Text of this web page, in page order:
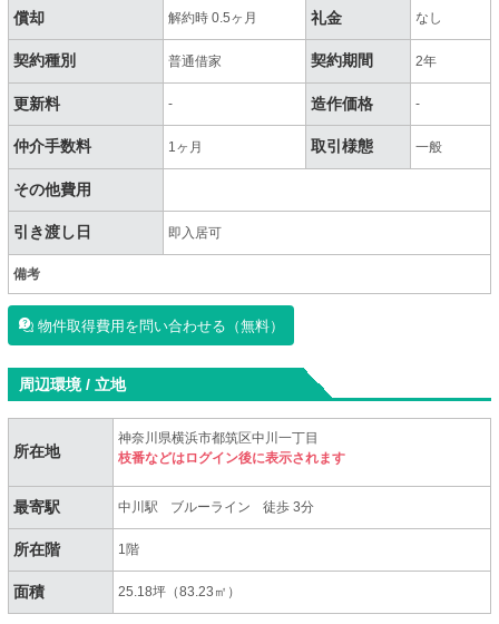
償却 解約時 0.5ヶ月 礼金 なし
契約種別 普通借家 契約期間 2年
更新料 - 造作価格 -
仲介手数料 1ヶ月 取引様態 一般
その他費用
引き渡し日 即入居可
備考
物件取得費用を問い合わせる（無料）
周辺環境 / 立地
所在地
神奈川県横浜市都筑区中川一丁目
枝番などはログイン後に表示されます
最寄駅 中川駅 ブルーライン 徒歩 3分
所在階 1階
面積 25.18坪（83.23㎡）